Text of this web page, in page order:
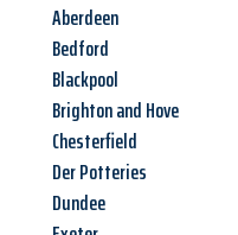
Aberdeen
Bedford
Blackpool
Brighton and Hove
Chesterfield
Der Potteries
Dundee